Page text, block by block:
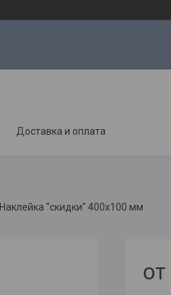
Доставка и оплата
Наклейка "скидки" 400х100 мм
от